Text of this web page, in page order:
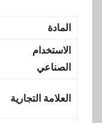
المادة
الاستخدام
الصناعي
العلامة التجارية